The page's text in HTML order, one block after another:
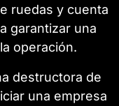
ruedas y cuenta
garantizar una
operación.
destructora de
una empresa